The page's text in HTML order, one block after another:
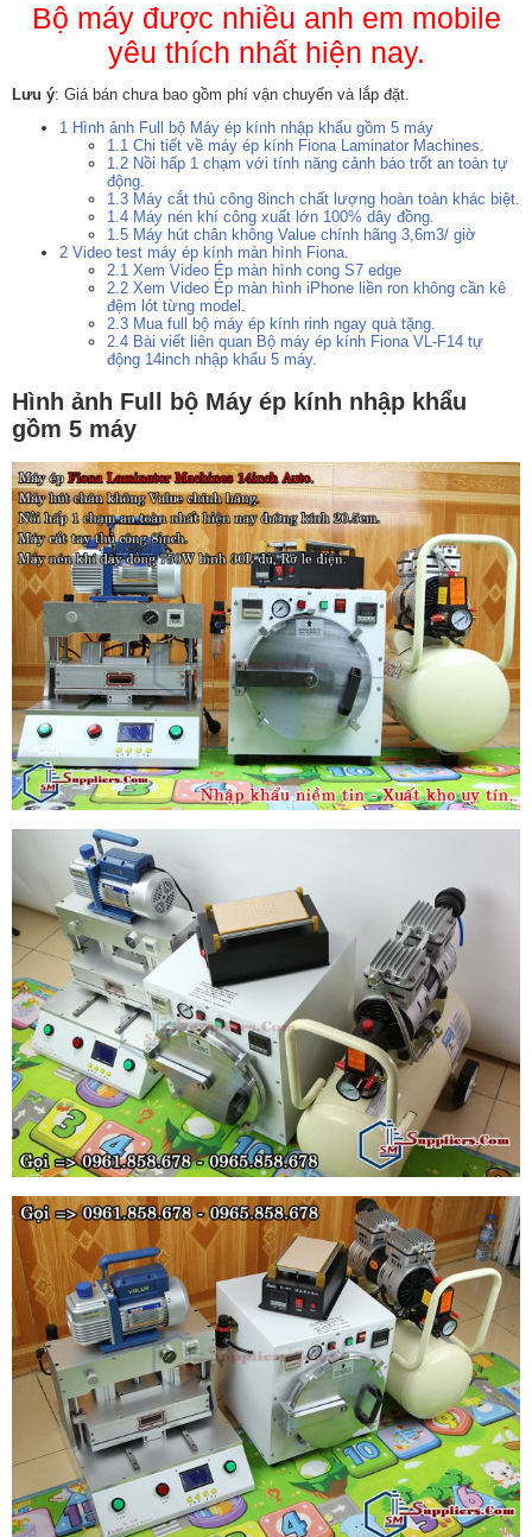
Bộ máy được nhiều anh em mobile
yêu thích nhất hiện nay.
Lưu ý: Giá bán chưa bao gồm phí vận chuyển và lắp đặt.
1 Hình ảnh Full bộ Máy ép kính nhập khẩu gồm 5 máy
1.1 Chi tiết về máy ép kính Fiona Laminator Machines.
1.2 Nồi hấp 1 chạm với tính năng cảnh báo trốt an toàn tự
động.
1.3 Máy cắt thủ công 8inch chất lượng hoàn toàn khác biệt.
1.4 Máy nén khí công xuất lớn 100% dây đồng.
1.5 Máy hút chân không Value chính hãng 3,6m3/ giờ
2 Video test máy ép kính màn hình Fiona.
2.1 Xem Video Ép màn hình cong S7 edge
2.2 Xem Video Ép màn hình iPhone liền ron không cần kê
đệm lót từng model.
2.3 Mua full bộ máy ép kính rinh ngay quà tặng.
2.4 Bài viết liên quan Bộ máy ép kính Fiona VL-F14 tự
động 14inch nhập khẩu 5 máy.
Hình ảnh Full bộ Máy ép kính nhập khẩu
gồm 5 máy